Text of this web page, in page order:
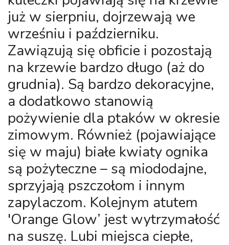
już w sierpniu, dojrzewają we
wrześniu i październiku.
Zawiązują się obficie i pozostają
na krzewie bardzo długo (aż do
grudnia). Są bardzo dekoracyjne,
a dodatkowo stanowią
pożywienie dla ptaków w okresie
zimowym. Również (pojawiające
się w maju) białe kwiaty ognika
są pożyteczne – są miododajne,
sprzyjają pszczołom i innym
zapylaczom. Kolejnym atutem
'Orange Glow’ jest wytrzymałość
na suszę. Lubi miejsca ciepłe,